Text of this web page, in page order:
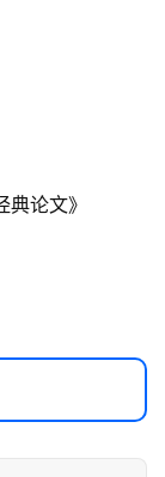
论文》